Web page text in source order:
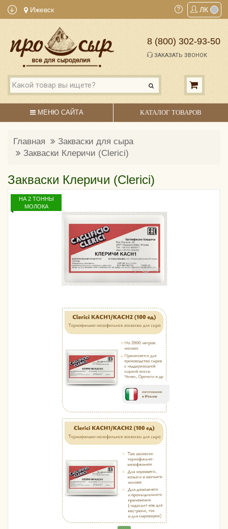
Ижевск ЛК
8 (800) 302-93-50
ЗАКАЗАТЬ ЗВОНОК
МЕНЮ САЙТА КАТАЛОГ ТОВАРОВ
Главная
Закваски для сыра
Закваски Клеричи (Clerici)
Закваски Клеричи (Clerici)
НА 2 ТОННЫ
МОЛОКА